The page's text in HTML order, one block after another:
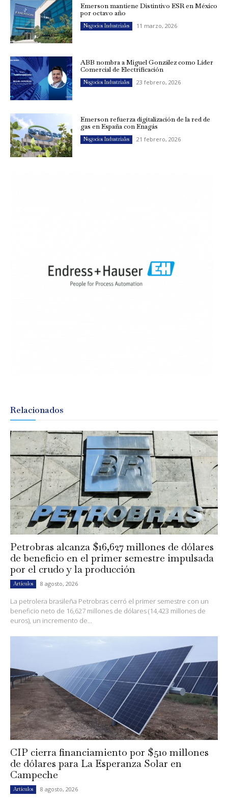
Emerson mantiene Distintivo ESR en México
por octavo año
Negocios Industriales 11 marzo, 2026
ABB nombra a Miguel González como Líder
Comercial de Electrificación
Negocios Industriales 23 febrero, 2026
Emerson refuerza digitalización de la red de
gas en España con Enagás
Negocios Industriales 21 febrero, 2026
Relacionados
Petrobras alcanza $16,627 millones de dólares
de beneficio en el primer semestre impulsada
por el crudo y la producción
Artículos 8 agosto, 2026
La petrolera brasileña Petrobras cerró el primer semestre con un
beneficio neto de 16,627 millones de dólares (14,423 millones de
euros), un incremento de...
CIP cierra financiamiento por $510 millones
de dólares para La Esperanza Solar en
Campeche
Artículos 8 agosto, 2026